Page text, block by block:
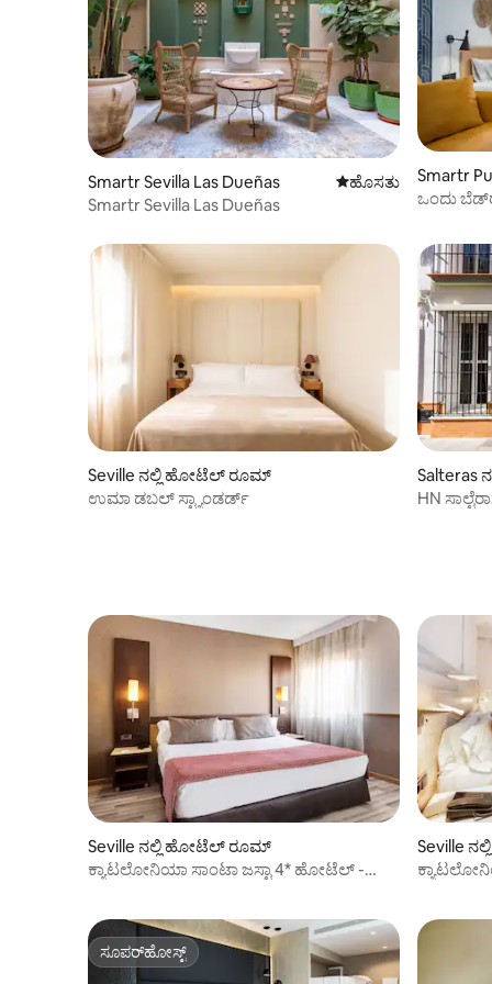
Smartr Sevilla Las Dueñas ವಾಸ್ತವ್ಯ ಹೂಡಬಹುದಾದ
ಹೊಸತು
Smartr Sevilla Las Dueñas
Smartr
ಒಂದು
Seville ನಲ್ಲಿ ಹೋಟೆಲ್ ರೂಮ್
ಉಮಾ ಡಬಲ್ ಸ್ಟ್ಯಾಂಡರ್ಡ್
HN
Seville ನಲ್ಲಿ ಹೋಟೆಲ್ ರೂಮ್
ಕ್ಯಾಟಲೋನಿಯಾ ಸಾಂಟಾ ಜಸ್ಟಾ 4* ಹೋಟೆಲ್ -
Seville
ಸೂಪರ್‌ಹೋಸ್ಟ್
ಸೂಪರ್‌ಹೋಸ್ಟ್